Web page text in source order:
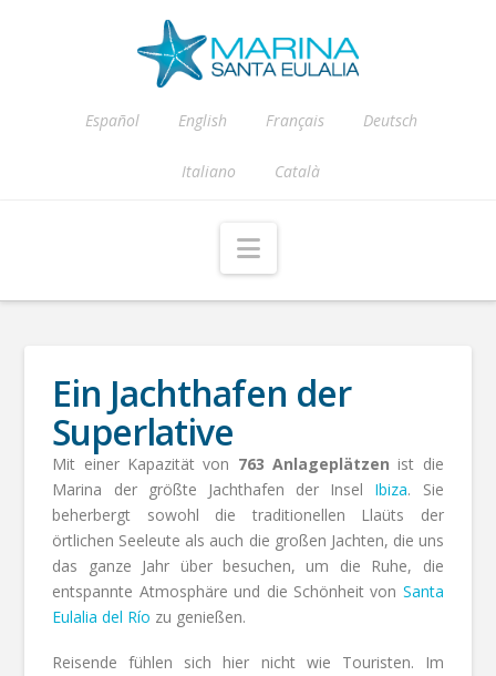
Español English Français Deutsch
Italiano Català
Navigation
Ein Jachthafen der
Superlative
Mit einer Kapazität von 763 Anlageplätzen ist die
Marina der größte Jachthafen der Insel Ibiza. Sie
beherbergt sowohl die traditionellen Llaüts der
örtlichen Seeleute als auch die großen Jachten, die uns
das ganze Jahr über besuchen, um die Ruhe, die
entspannte Atmosphäre und die Schönheit von Santa
Eulalia del Río zu genießen.
Reisende fühlen sich hier nicht wie Touristen. Im